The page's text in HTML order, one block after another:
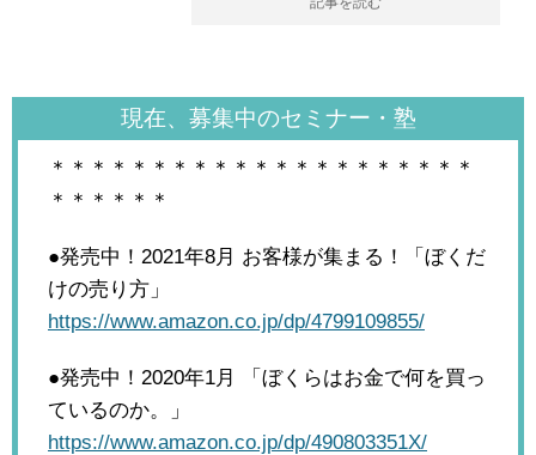
現在、募集中のセミナー・塾
＊＊＊＊＊＊＊＊＊＊＊＊＊＊＊＊＊＊＊＊＊
＊＊＊＊＊＊
●発売中！2021年8月 お客様が集まる！「ぼくだ
けの売り方」
https://www.amazon.co.jp/dp/4799109855/
●発売中！2020年1月
「ぼくらはお金で何を買っ
ているのか。」
https://www.amazon.co.jp/dp/490803351X/